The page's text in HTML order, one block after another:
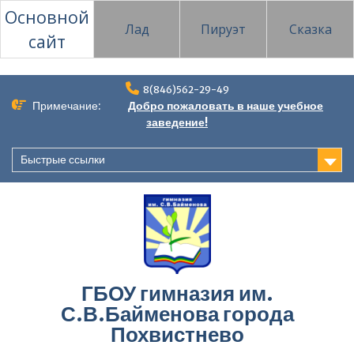
Основной
сайт
Лад Пируэт Сказка
содержимому
8(846)562-29-49
Примечание:
Добро пожаловать в наше учебное
заведение!
Быстрые ссылки
ГБОУ гимназия им.
С.В.Байменова города
Похвистнево